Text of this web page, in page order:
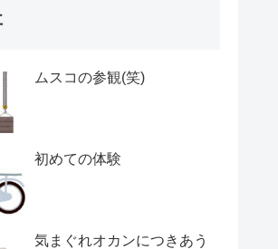
ムスコの参観(笑)
初めての体験
気まぐれオカンにつきあう